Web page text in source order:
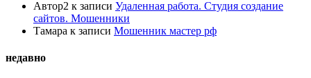
Автор2 к записи Удаленная работа. Студия создание
сайтов. Мошенники
Тамара к записи Мошенник мастер рф
недавно